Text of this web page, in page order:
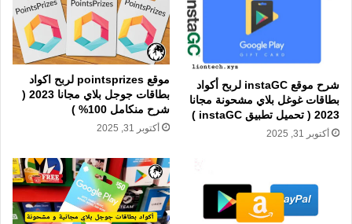
شرح موقع instaGC لربح أكواد
بطاقات غوغل بلاي مشحونة مجانا
2023 ( تحميل تطبيق instaGC )
أكتوبر 31, 2025
موقع pointsprizes لربح اكواد
بطاقات جوجل بلاي مجانا 2023 (
شرح منكامل 100% )
أكتوبر 31, 2025